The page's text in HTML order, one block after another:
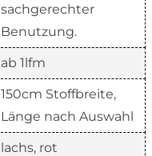
sachgerechter
Benutzung.
ab 1lfm
150cm Stoffbreite,
Länge nach Auswahl
lachs, rot